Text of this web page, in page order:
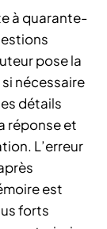
à quarante-
pose la
nécessaire
détails
réponse et
L’erreur
est
forts